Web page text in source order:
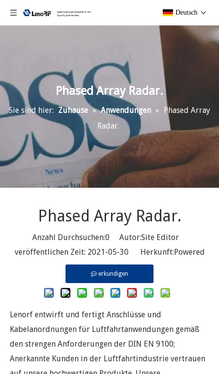
Deutsch
Phased Array Radar.
Sie sind hier: Zuhause » Anwendungen » Phased Array
Radar.
Phased Array Radar.
Anzahl Durchsuchen:0 Autor:Site Editor
veröffentlichen Zeit: 2021-05-30 Herkunft:Powered
erkundigen
Lenorf entwirft und fertigt Anschlüsse und
Kabelanordnungen für Luftfahrtanwendungen gemäß
den strengen Anforderungen der DIN EN 9100;
Anerkannte Kunden in der Luftfahrtindustrie vertrauen